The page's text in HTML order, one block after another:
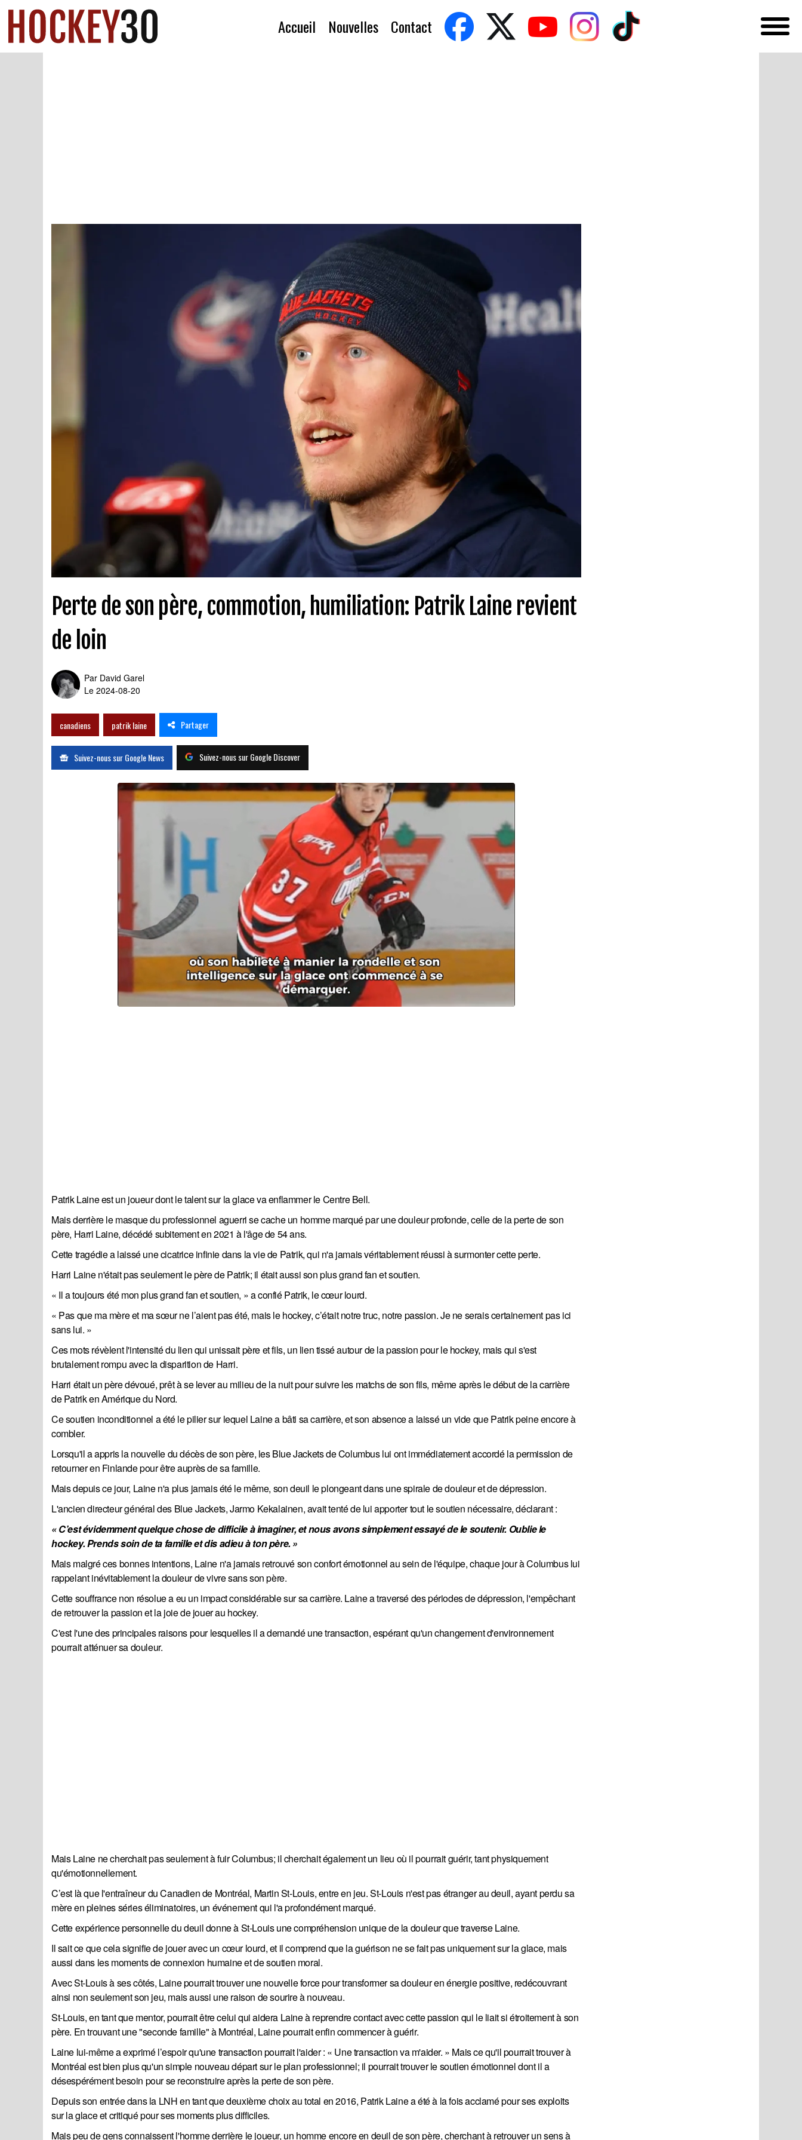
Accueil Nouvelles Contact
Perte de son père, commotion, humiliation: Patrik Laine revient
de loin
Par David Garel
Le 2024-08-20
canadiens patrik laine Partager
Suivez-nous sur Google News Suivez-nous sur Google Discover
Patrik Laine est un joueur dont le talent sur la glace va enflammer le Centre Bell.
Mais derrière le masque du professionnel aguerri se cache un homme marqué par une douleur profonde, celle de la perte de son
père, Harri Laine, décédé subitement en 2021 à l'âge de 54 ans.
Cette tragédie a laissé une cicatrice infinie dans la vie de Patrik, qui n'a jamais véritablement réussi à surmonter cette perte.
Harri Laine n'était pas seulement le père de Patrik; il était aussi son plus grand fan et soutien.
« Il a toujours été mon plus grand fan et soutien, » a confié Patrik, le cœur lourd.
« Pas que ma mère et ma sœur ne l’aient pas été, mais le hockey, c’était notre truc, notre passion. Je ne serais certainement pas ici
sans lui. »
Ces mots révèlent l'intensité du lien qui unissait père et fils, un lien tissé autour de la passion pour le hockey, mais qui s'est
brutalement rompu avec la disparition de Harri.
Harri était un père dévoué, prêt à se lever au milieu de la nuit pour suivre les matchs de son fils, même après le début de la carrière
de Patrik en Amérique du Nord.
Ce soutien inconditionnel a été le pilier sur lequel Laine a bâti sa carrière, et son absence a laissé un vide que Patrik peine encore à
combler.
Lorsqu'il a appris la nouvelle du décès de son père, les Blue Jackets de Columbus lui ont immédiatement accordé la permission de
retourner en Finlande pour être auprès de sa famille.
Mais depuis ce jour, Laine n'a plus jamais été le même, son deuil le plongeant dans une spirale de douleur et de dépression.
L'ancien directeur général des Blue Jackets, Jarmo Kekalainen, avait tenté de lui apporter tout le soutien nécessaire, déclarant :
« C’est évidemment quelque chose de difficile à imaginer, et nous avons simplement essayé de le soutenir. Oublie le
hockey. Prends soin de ta famille et dis adieu à ton père. »
Mais malgré ces bonnes intentions, Laine n'a jamais retrouvé son confort émotionnel au sein de l'équipe, chaque jour à Columbus lui
rappelant inévitablement la douleur de vivre sans son père.
Cette souffrance non résolue a eu un impact considérable sur sa carrière. Laine a traversé des périodes de dépression, l'empêchant
de retrouver la passion et la joie de jouer au hockey.
C'est l'une des principales raisons pour lesquelles il a demandé une transaction, espérant qu'un changement d'environnement
pourrait atténuer sa douleur.
Mais Laine ne cherchait pas seulement à fuir Columbus; il cherchait également un lieu où il pourrait guérir, tant physiquement
qu'émotionnellement.
C’est là que l'entraîneur du Canadien de Montréal, Martin St-Louis, entre en jeu. St-Louis n'est pas étranger au deuil, ayant perdu sa
mère en pleines séries éliminatoires, un événement qui l'a profondément marqué.
Cette expérience personnelle du deuil donne à St-Louis une compréhension unique de la douleur que traverse Laine.
Il sait ce que cela signifie de jouer avec un cœur lourd, et il comprend que la guérison ne se fait pas uniquement sur la glace, mais
aussi dans les moments de connexion humaine et de soutien moral.
Avec St-Louis à ses côtés, Laine pourrait trouver une nouvelle force pour transformer sa douleur en énergie positive, redécouvrant
ainsi non seulement son jeu, mais aussi une raison de sourire à nouveau.
St-Louis, en tant que mentor, pourrait être celui qui aidera Laine à reprendre contact avec cette passion qui le liait si étroitement à son
père. En trouvant une "seconde famille" à Montréal, Laine pourrait enfin commencer à guérir.
Laine lui-même a exprimé l’espoir qu'une transaction pourrait l'aider : « Une transaction va m'aider. » Mais ce qu'il pourrait trouver à
Montréal est bien plus qu'un simple nouveau départ sur le plan professionnel; il pourrait trouver le soutien émotionnel dont il a
désespérément besoin pour se reconstruire après la perte de son père.
Depuis son entrée dans la LNH en tant que deuxième choix au total en 2016, Patrik Laine a été à la fois acclamé pour ses exploits
sur la glace et critiqué pour ses moments plus difficiles.
Mais peu de gens connaissent l'homme derrière le joueur, un homme encore en deuil de son père, cherchant à retrouver un sens à